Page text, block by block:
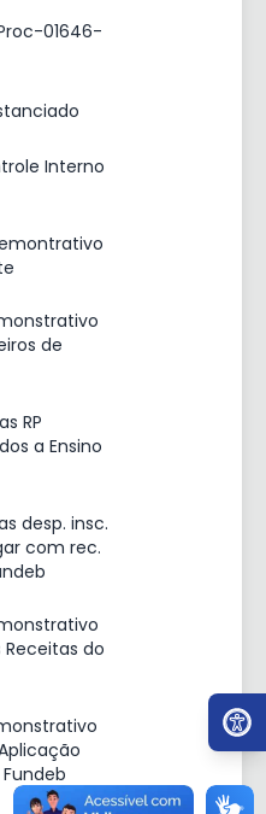
01646-
Interno
de
RP
a Ensino
desp. insc.
com rec.
do
Ir